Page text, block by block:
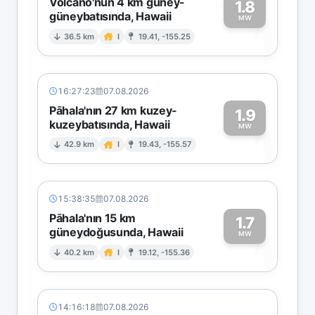
güneybatısında, Hawaii
36.5 km I 19.41, -155.25
1.8
MW1
16:27:23 07.08.2026
Pāhala'nın 27 km kuzey-
kuzeybatısında, Hawaii
42.9 km I 19.43, -155.57
1.9
MW1
15:38:35 07.08.2026
Pāhala'nın 15 km
güneydoğusunda, Hawaii
40.2 km I 19.12, -155.36
1.7
MW1
14:16:18 07.08.2026